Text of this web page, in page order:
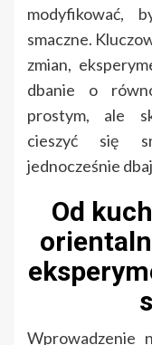
modyfikować,
smaczne.
zmian,
dbanie o
prostym, ale
cieszyć się
jednocześnie
Od
Wprowadzenie